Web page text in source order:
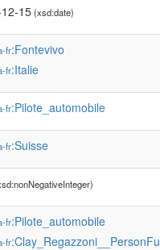
15(xsd:date)
fr:Fontevivo
fr:Italie
fr:Pilote_automobile
fr:Suisse
fr:Pilote_automobile
fr